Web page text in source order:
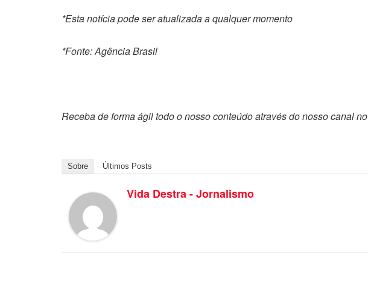
*Esta notícia pode ser atualizada a qualquer momento
*Fonte: Agência Brasil
Receba de forma ágil todo o nosso conteúdo através do nosso canal no
Sobre Últimos Posts
Vida Destra - Jornalismo